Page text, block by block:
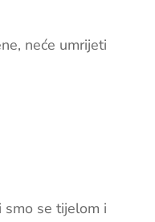
neće umrijeti
smo se tijelom i